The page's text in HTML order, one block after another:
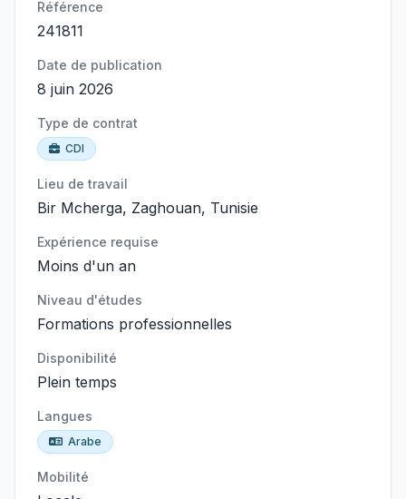
Référence
241811
Date de publication
8 juin 2026
Type de contrat
CDI
Lieu de travail
Bir Mcherga, Zaghouan, Tunisie
Expérience requise
Moins d'un an
Niveau d'études
Formations professionnelles
Disponibilité
Plein temps
Langues
Arabe
Mobilité